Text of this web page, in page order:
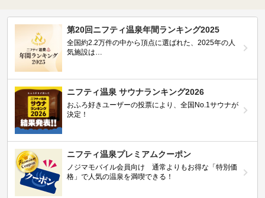
第20回ニフティ温泉年間ランキング2025
全国約2.2万件の中から頂点に選ばれた、2025年の人
気施設は…
ニフティ温泉 サウナランキング2026
おふろ好きユーザーの投票により、全国No.1サウナが
決定！
ニフティ温泉プレミアムクーポン
ノジマモバイル会員向け 通常よりもお得な「特別価
格」で人気の温泉を満喫できる！